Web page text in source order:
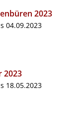
2023
04.09.2023
2023
18.05.2023